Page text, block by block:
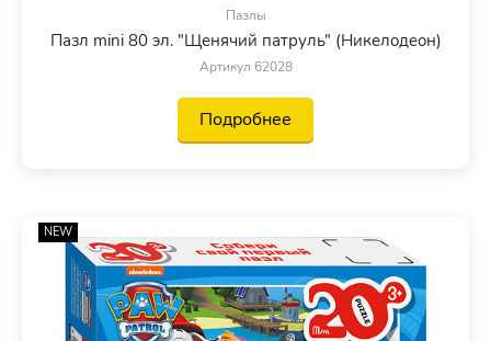
Пазлы
Пазл mini 80 эл. "Щенячий патруль" (Никелодеон)
Артикул 62028
Подробнее
NEW